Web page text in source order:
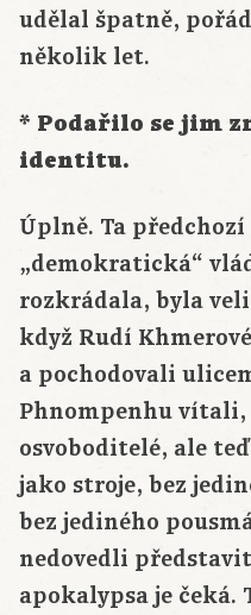
udělal špatně,
několik let.
* Podařilo se jim
identitu.
Úplně. Ta
„demokratická“
rozkrádala, byla
když Rudí
a pochodovali
Phnompenhu vítali,
osvoboditelé, ale
jako stroje, bez
bez jediného
nedovedli
apokalypsa je